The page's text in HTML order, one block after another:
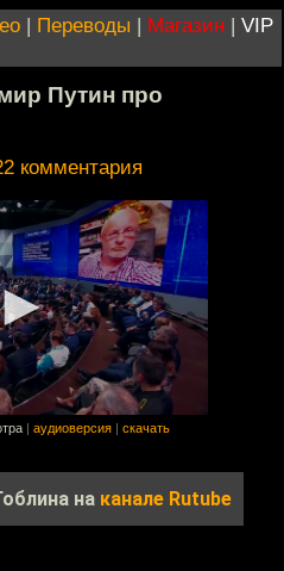
| Переводы | Магазин | VIP
Путин про
комментария
аудиоверсия скачать
на канале Rutube